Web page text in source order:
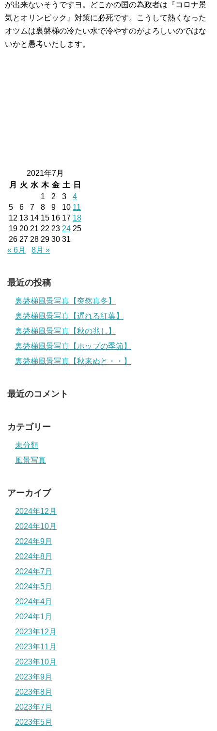
が出来ないそうですヨ。どこかの国の為政者は『コロナ景
気とオリンピック』対策に必死です。こうして熱くなった
オツムは裏磐梯の冷たい水で冷やすのがよろしいのではな
いかと愚考いたします。
2021年7月
月
火 水 木 金 土
日
1
2 3
4
5
6 7 8 9 10 11
12 13 14 15 16 17 18
19 20 21 22 23 24 25
26 27 28 29 30 31
« 6月
8月 »
最近の投稿
裏磐梯風景写真【突然真冬】
裏磐梯風景写真【遅れる紅葉】
裏磐梯風景写真【秋の兆し】
裏磐梯風景写真【ホップの季節】
裏磐梯風景写真【秋来ぬと・・】
最近のコメント
カテゴリー
未分類
風景写真
アーカイブ
2024年12月
2024年10月
2024年9月
2024年8月
2024年7月
2024年5月
2024年4月
2024年1月
2023年12月
2023年11月
2023年10月
2023年9月
2023年8月
2023年7月
2023年5月